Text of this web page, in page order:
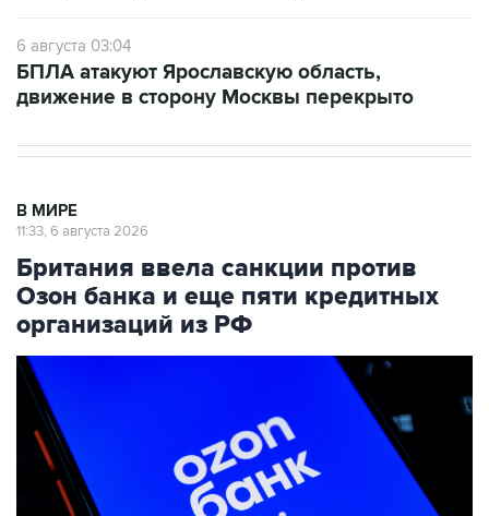
6 августа 03:04
БПЛА атакуют Ярославскую область,
движение в сторону Москвы перекрыто
В МИРЕ
11:33, 6 августа 2026
Британия ввела санкции против
Озон банка и еще пяти кредитных
организаций из РФ